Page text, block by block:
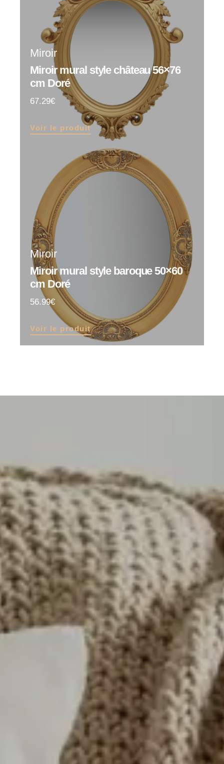
Miroir
Miroir mural style château 56×76
cm Doré
67.29
Voir le produit
Miroir
Miroir mural style baroque 50×60
cm Doré
56.99
Voir le produit